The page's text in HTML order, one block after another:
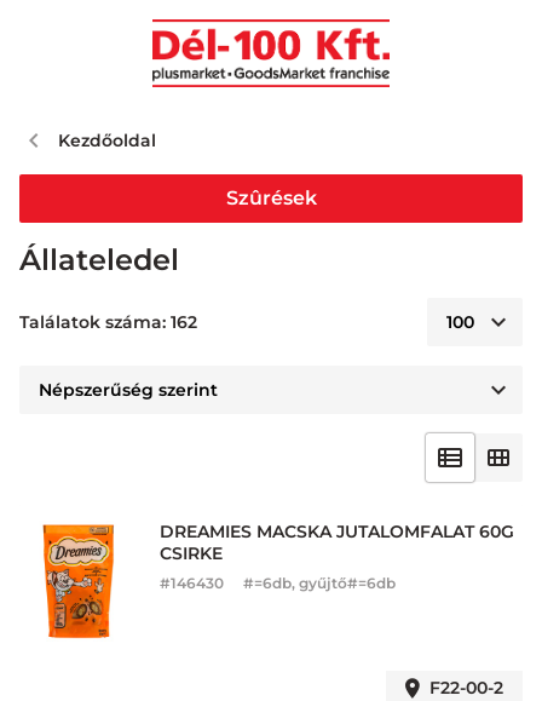
Kezdőoldal
Állateledel
Találatok száma: 162
DREAMIES MACSKA JUTALOMFALAT 60G
CSIRKE
#146430 #=6db, gyűjtő#=6db
F22-00-2
Szûrések